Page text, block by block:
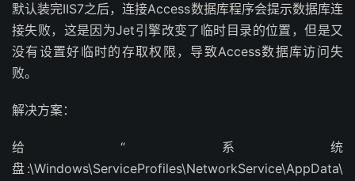
默认装完IIS7之后，连接Access数据库程序会提示数据库连
接失败，这是因为Jet引擎改变了临时目录的位置，但是又
没有设置好临时的存取权限，导致Access数据库访问失
败。
解决方案：
给“系统
盘:\Windows\ServiceProfiles\NetworkService\AppData\